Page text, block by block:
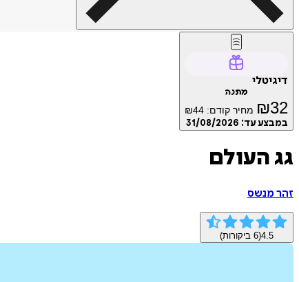
דיגיטלי
מתנה
₪32 מחיר קודם: ₪44
במבצע עד: 31/08/2026
גג העולם
זהר מנשס
4.5
(
6 ביקורות)